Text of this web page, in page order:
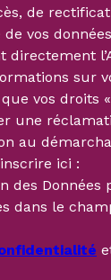
de
vos
sur
vos droits
une
au
ici :
des Données
dans le